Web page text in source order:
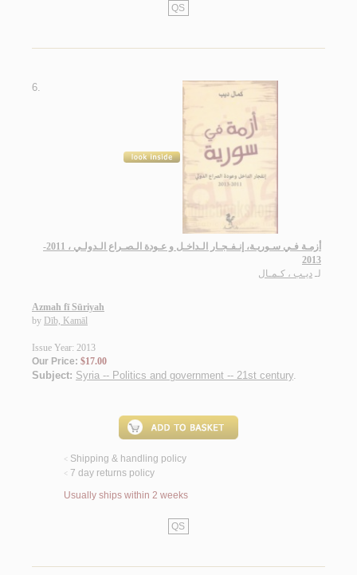
QS
6.
أزمـة فـي سـوريـة، إنـفـجـار الـداخـل و عـودة الـصـراع الـدولـي ، 2011-
2013
لـ ديـب ، كـمـال
Azmah fī Sūriyah
by Dīb, Kamāl
Issue Year: 2013
Our Price: $17.00
Subject: Syria -- Politics and government -- 21st century.
< Shipping & handling policy
< 7 day returns policy
Usually ships within 2 weeks
QS